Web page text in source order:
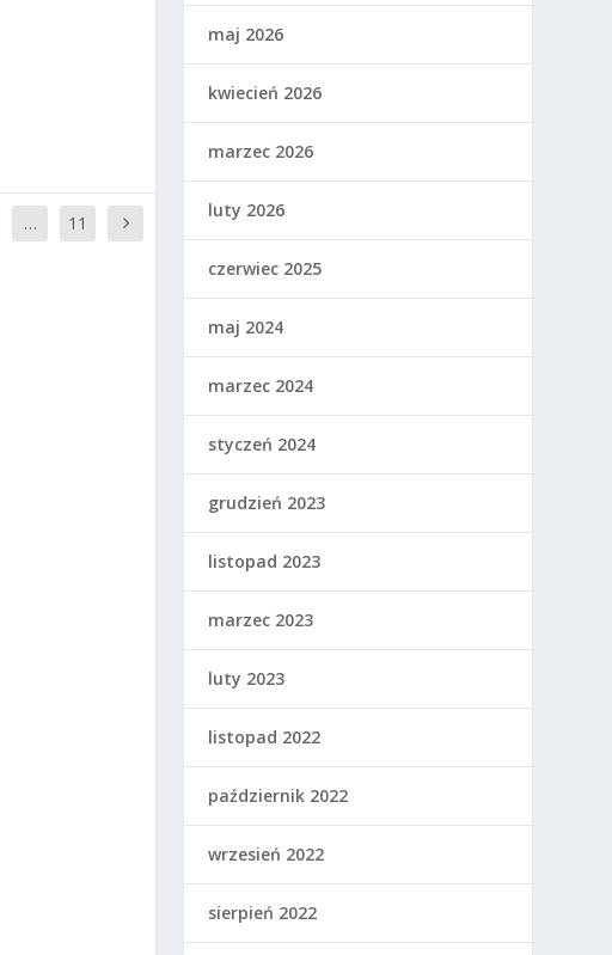
… 11
maj 2026
kwiecień 2026
marzec 2026
luty 2026
czerwiec 2025
maj 2024
marzec 2024
styczeń 2024
grudzień 2023
listopad 2023
marzec 2023
luty 2023
listopad 2022
październik 2022
wrzesień 2022
sierpień 2022